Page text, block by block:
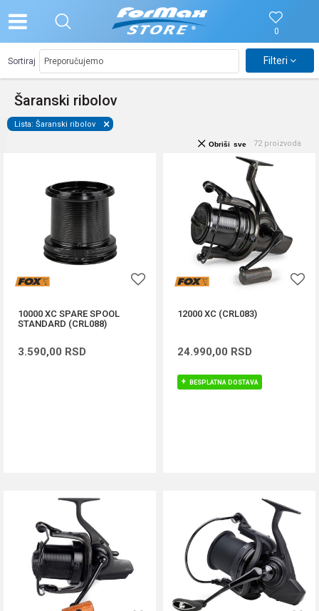
0
Šaranski ribolov
Sortiraj Filteri
Lista: Šaranski ribolov
72 proizvoda
Obriši sve
10000 XC SPARE SPOOL
STANDARD (CRL088)
3.590,00 RSD
12000 XC (CRL083)
24.990,00 RSD
BESPLATNA DOSTAVA